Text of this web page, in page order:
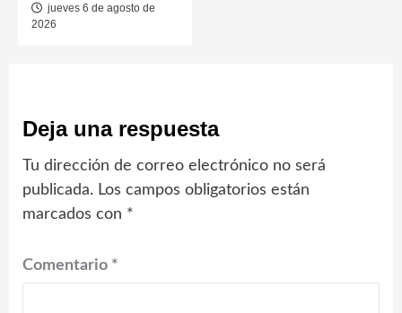
jueves 6 de agosto de
2026
Deja una respuesta
Tu dirección de correo electrónico no será
publicada. Los campos obligatorios están
marcados con *
Comentario *